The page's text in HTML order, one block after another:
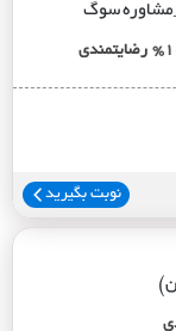
سوگ
رضایتمندی
نوبت بگیرید